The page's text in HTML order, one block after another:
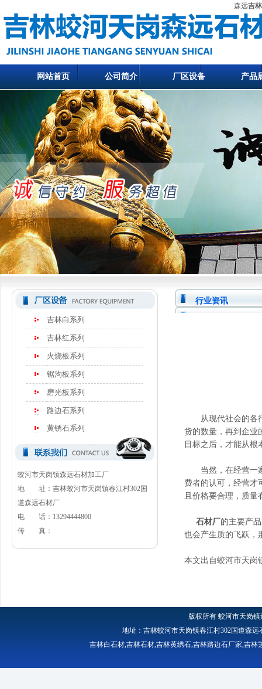
森远吉
网站首页 公司简介 厂区设备 产品
吉林白系列
吉林红系列
火烧板系列
锯沟板系列
磨光板系列
路边石系列
黄锈石系列
蛟河市天岗镇森远石材加工厂
地 址：吉林蛟河市天岗镇春江村302国
道森远石材厂
电 话：13294444800
传 真：
行业资讯
从现代社会的各行
货的数量，再到企业
目标之后，才能从
当然，在经营一家
费者的认可，经营才
且价格要合理，质
石材厂的主要产
也会产生质的飞跃，
本文出自蛟河市天岗
版权所有蛟河市天岗
地址：吉林蛟河市天岗镇春江村302国道森远
吉林白石材,吉林石材,吉林黄绣石,吉林路边石厂家,吉林